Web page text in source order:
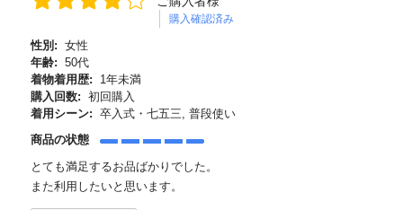
購入確認済み
性別: 女性
年齢: 50代
着物着用歴:
1年未満
購入回数: 初回購入
着用シーン: 卒入式・七五三, 普段使い
商品の状態
とても満足するお品ばかりでした。
また利用したいと思います。